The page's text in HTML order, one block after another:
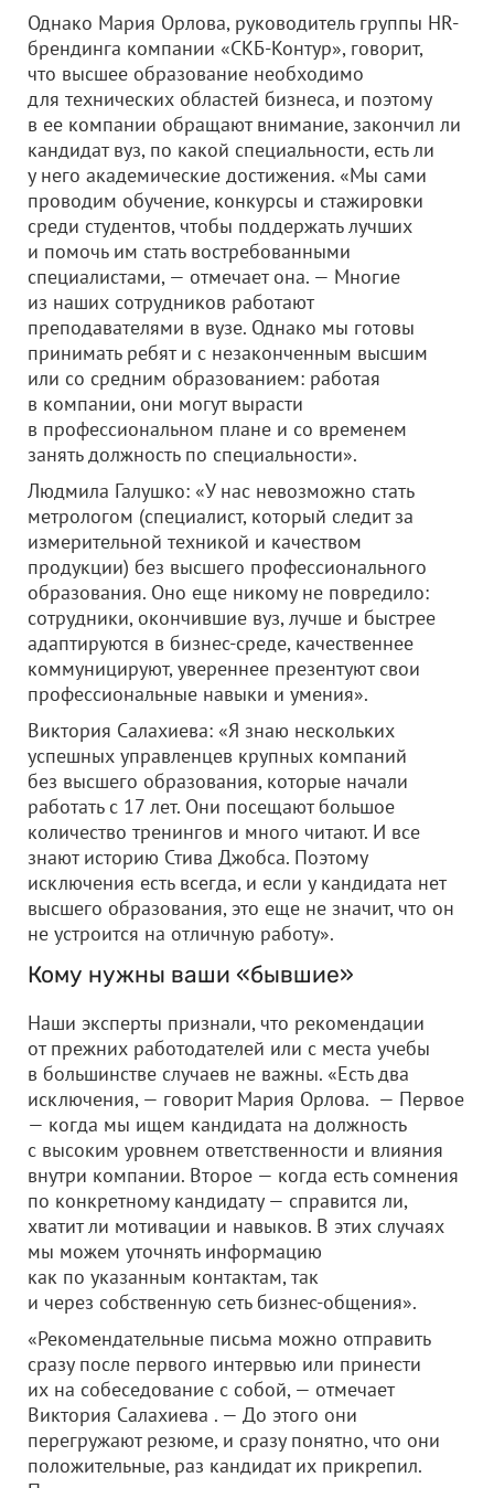
Однако Мария Орлова, руководитель группы HR-
брендинга компании «СКБ-Контур», говорит,
что высшее образование необходимо
для технических областей бизнеса, и поэтому
в ее компании обращают внимание, закончил ли
кандидат вуз, по какой специальности, есть ли
у него академические достижения. «Мы сами
проводим обучение, конкурсы и стажировки
среди студентов, чтобы поддержать лучших
и помочь им стать востребованными
специалистами, — отмечает она. — Многие
из наших сотрудников работают
преподавателями в вузе. Однако мы готовы
принимать ребят и с незаконченным высшим
или со средним образованием: работая
в компании, они могут вырасти
в профессиональном плане и со временем
занять должность по специальности».
Людмила Галушко: «У нас невозможно стать
метрологом (специалист, который следит за
измерительной техникой и качеством
продукции) без высшего профессионального
образования. Оно еще никому не повредило:
сотрудники, окончившие вуз, лучше и быстрее
адаптируются в бизнес-среде, качественнее
коммуницируют, увереннее презентуют свои
профессиональные навыки и умения».
Виктория Салахиева: «Я знаю нескольких
успешных управленцев крупных компаний
без высшего образования, которые начали
работать с 17 лет. Они посещают большое
количество тренингов и много читают. И все
знают историю Стива Джобса. Поэтому
исключения есть всегда, и если у кандидата нет
высшего образования, это еще не значит, что он
не устроится на отличную работу».
Кому нужны ваши «бывшие»
Наши эксперты признали, что рекомендации
от прежних работодателей или с места учебы
в большинстве случаев не важны. «Есть два
исключения, — говорит Мария Орлова. — Первое
— когда мы ищем кандидата на должность
с высоким уровнем ответственности и влияния
внутри компании. Второе — когда есть сомнения
по конкретному кандидату — справится ли,
хватит ли мотивации и навыков. В этих случаях
мы можем уточнять информацию
как по указанным контактам, так
и через собственную сеть бизнес-общения».
«Рекомендательные письма можно отправить
сразу после первого интервью или принести
их на собеседование с собой, — отмечает
Виктория Салахиева . — До этого они
перегружают резюме, и сразу понятно, что они
положительные, раз кандидат их прикрепил.